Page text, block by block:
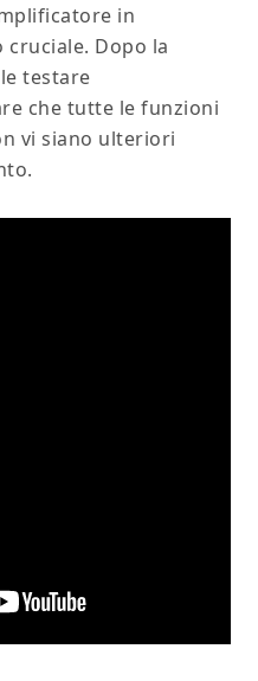
in
cruciale. Dopo la
testare
che tutte le funzioni
vi siano ulteriori